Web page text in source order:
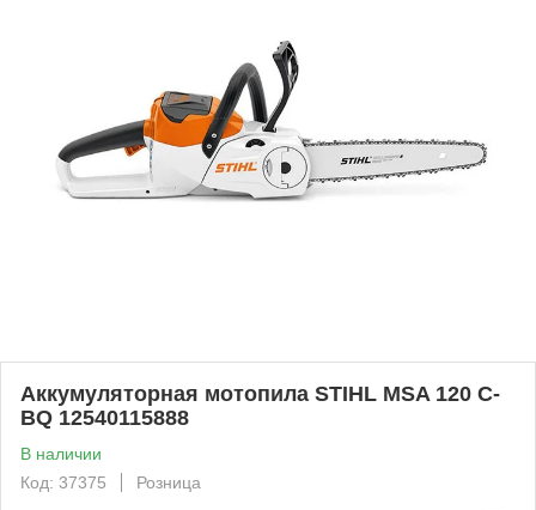
Аккумуляторная мотопила STIHL MSA 120 C-
BQ 12540115888
В наличии
Код: 37375
Розница